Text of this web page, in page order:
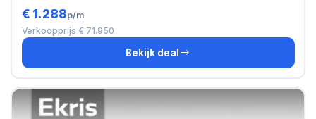
€ 1.288p/m
Verkoopprijs € 71.950
Bekijk deal